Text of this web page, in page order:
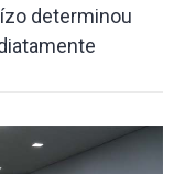
determinou